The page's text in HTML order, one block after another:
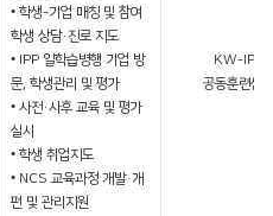
• 학생-기업 매칭 및 참여
학생 상담·진로 지도
• IPP 일학습병행 기업 방
문, 학생관리 및 평가
• 사전·사후 교육 및 평가
실시
• 학생 취업지도
• NCS 교육과정 개발·개
편 및 관리지원
KW-IPP
공동훈련센터